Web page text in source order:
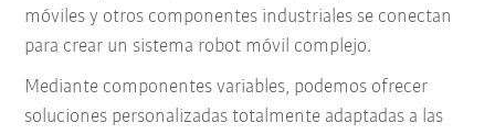
móviles y otros componentes industriales se conectan
para crear un sistema robot móvil complejo.
Mediante componentes variables, podemos ofrecer
soluciones personalizadas totalmente adaptadas a las